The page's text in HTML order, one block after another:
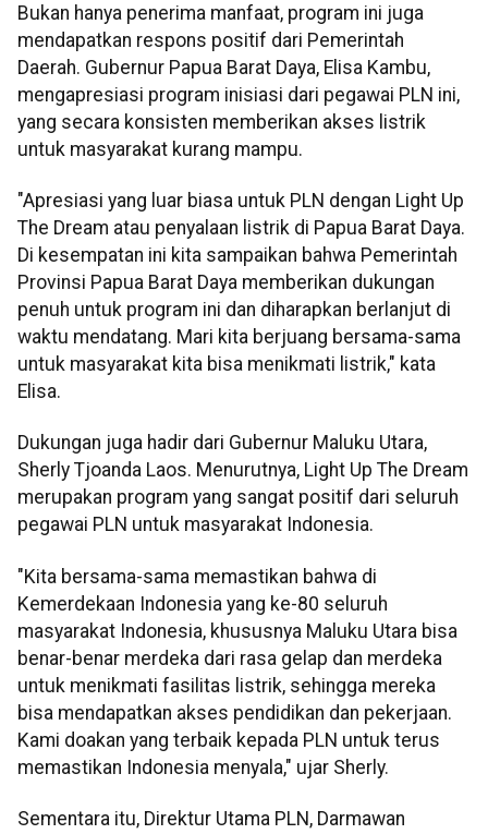
Bukan hanya penerima manfaat, program ini juga
mendapatkan respons positif dari Pemerintah
Daerah. Gubernur Papua Barat Daya, Elisa Kambu,
mengapresiasi program inisiasi dari pegawai PLN ini,
yang secara konsisten memberikan akses listrik
untuk masyarakat kurang mampu.
"Apresiasi yang luar biasa untuk PLN dengan Light Up
The Dream atau penyalaan listrik di Papua Barat Daya.
Di kesempatan ini kita sampaikan bahwa Pemerintah
Provinsi Papua Barat Daya memberikan dukungan
penuh untuk program ini dan diharapkan berlanjut di
waktu mendatang. Mari kita berjuang bersama-sama
untuk masyarakat kita bisa menikmati listrik," kata
Elisa.
Dukungan juga hadir dari Gubernur Maluku Utara,
Sherly Tjoanda Laos. Menurutnya, Light Up The Dream
merupakan program yang sangat positif dari seluruh
pegawai PLN untuk masyarakat Indonesia.
"Kita bersama-sama memastikan bahwa di
Kemerdekaan Indonesia yang ke-80 seluruh
masyarakat Indonesia, khususnya Maluku Utara bisa
benar-benar merdeka dari rasa gelap dan merdeka
untuk menikmati fasilitas listrik, sehingga mereka
bisa mendapatkan akses pendidikan dan pekerjaan.
Kami doakan yang terbaik kepada PLN untuk terus
memastikan Indonesia menyala," ujar Sherly.
Sementara itu, Direktur Utama PLN, Darmawan